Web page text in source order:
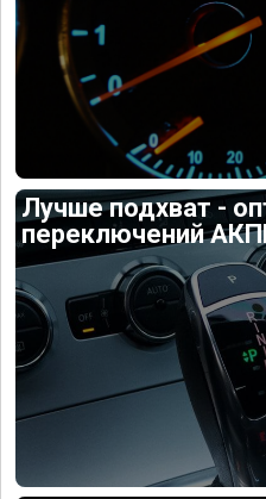
Лучше подхват -
переключений